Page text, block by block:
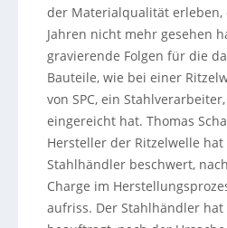
der Materialqualität erleben,
Jahren nicht mehr gesehen
gravierende Folgen für die
Bauteile, wie bei einer
von SPC, ein
eingereicht hat. Thomas
Hersteller der Ritzelwelle
Stahlhändler beschwert,
Charge im
aufriss. Der Stahlhändler